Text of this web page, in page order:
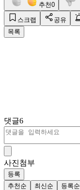
추천0
스크랩 공유
목록
댓글6
사진첨부
등록
추천순
최신순 등록순